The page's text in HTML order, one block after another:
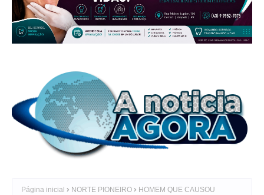
Página inicial NORTE PIONEIRO
HOMEM QUE CAUSOU